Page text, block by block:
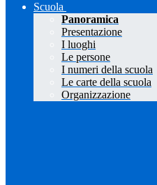
Scuola
Panoramica
Presentazione
I luoghi
Le persone
I numeri della scuola
Le carte della scuola
Organizzazione